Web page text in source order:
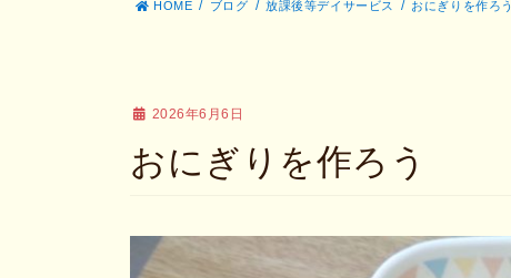
HOME ブログ 放課後等デイサービス おにぎりを作ろう
2026年6月6日
おにぎりを作ろう